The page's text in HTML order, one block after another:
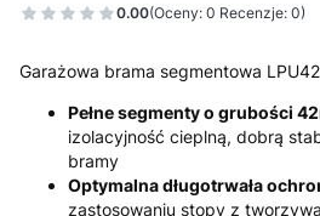
0.00(Oceny: 0 Recenzje: 0)
Garażowa brama segmentowa LPU42
Pełne segmenty o grubości
izolacyjność cieplną, dobrą
bramy
Optymalna długotrwała
zastosowaniu stopy z